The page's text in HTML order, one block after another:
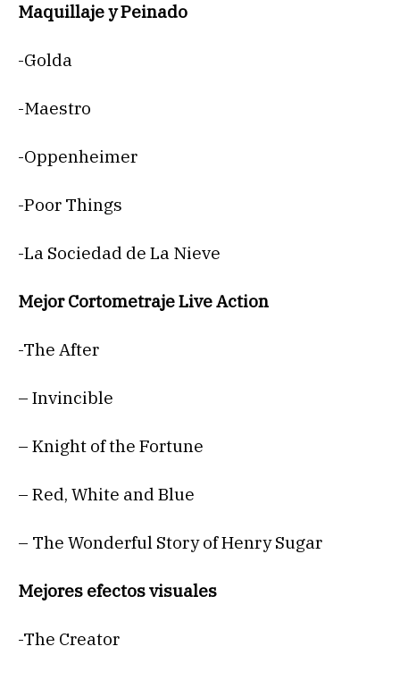
Maquillaje y Peinado
-Golda
-Maestro
-Oppenheimer
-Poor Things
-La Sociedad de La Nieve
Mejor Cortometraje Live Action
-The After
– Invincible
– Knight of the Fortune
– Red, White and Blue
– The Wonderful Story of Henry Sugar
Mejores efectos visuales
-The Creator